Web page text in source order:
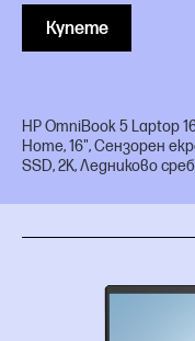
Купете
HP OmniBook 5 Laptop
Home, 16", Сензорен
SSD, 2K, Ледниково